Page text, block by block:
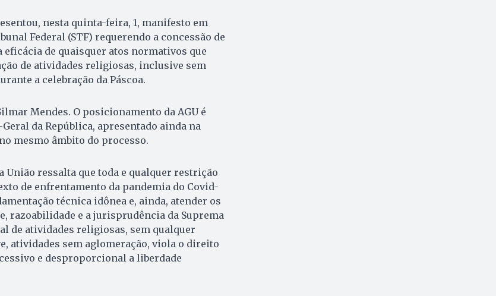
nesta quinta-feira, 1, manifesto em
Federal (STF) requerendo a concessão de
eficácia de quaisquer atos normativos que
de atividades religiosas, inclusive sem
a celebração da Páscoa.
Mendes. O posicionamento da AGU é
da República, apresentado ainda na
mesmo âmbito do processo.
União ressalta que toda e qualquer restrição
de enfrentamento da pandemia do Covid-
técnica idônea e, ainda, atender os
razoabilidade e a jurisprudência da Suprema
de atividades religiosas, sem qualquer
atividades sem aglomeração, viola o direito
e desproporcional a liberdade